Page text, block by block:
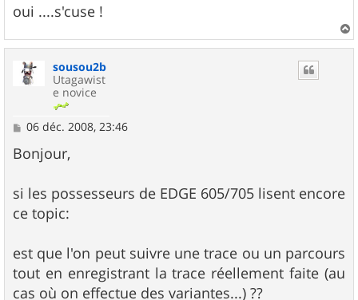
oui ....s'cuse !
a
sousou2b
Utagawist
e novice
M
s
s
g
e
06 déc. 2008, 23:46
Bonjour,
si les possesseurs de EDGE 605/705 lisent encore
ce topic:
est que l'on peut suivre une trace ou un parcours
tout en enregistrant la trace réellement faite (au
cas où on effectue des variantes...) ??